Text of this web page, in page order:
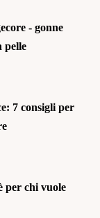
- gonne
pelle
7 consigli per
per chi vuole